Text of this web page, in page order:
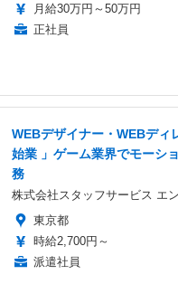
月給30万円～50万円
正社員
WEBデザイナー・WEBディ
始業 」ゲーム業界でモーシ
務
株式会社スタッフサービス エ
東京都
時給2,700円～
派遣社員